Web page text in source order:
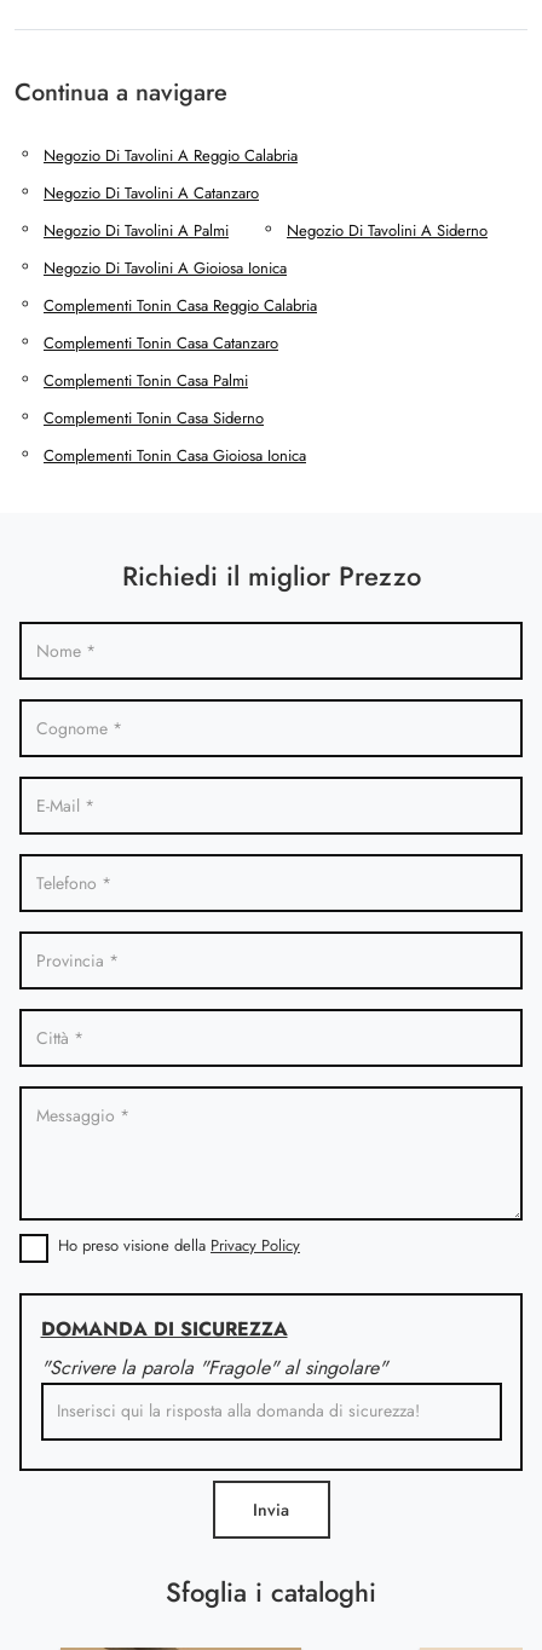
Continua a navigare
Negozio Di Tavolini A Reggio Calabria
Negozio Di Tavolini A Catanzaro
Negozio Di Tavolini A Palmi
Negozio Di Tavolini A Siderno
Negozio Di Tavolini A Gioiosa Ionica
Complementi Tonin Casa Reggio Calabria
Complementi Tonin Casa Catanzaro
Complementi Tonin Casa Palmi
Complementi Tonin Casa Siderno
Complementi Tonin Casa Gioiosa Ionica
Sfoglia i cataloghi
Richiedi il miglior Prezzo
Ho preso visione della Privacy Policy
DOMANDA DI SICUREZZA
"Scrivere la parola "Fragole" al singolare"
Invia